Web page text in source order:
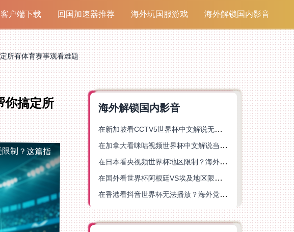
客户端下载 回国加速器推荐 海外玩国服游戏 海外解锁国内影音
所有体育赛事观看难题
你搞定所
制？这篇指
海外解锁国内影音
在新加坡看CCTV5世界杯中文解说无法播放？这篇指南帮你解锁海外体育直播自由
在加拿大看咪咕视频世界杯中文解说当前地区不可播放？这篇指南帮你一键解决
在日本看央视频世界杯地区限制？海外党体育赛事观看终极指南
在国外看世界杯阿根廷VS埃及地区限制？这篇指南帮你搞定中文直播+解说
在香港看抖音世界杯无法播放？海外党体育赛事中文直播终极指南